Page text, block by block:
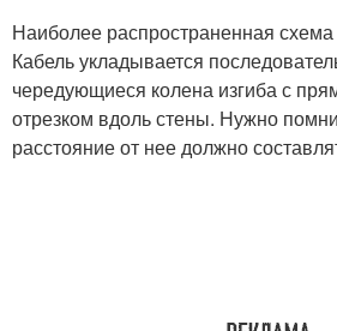
Наиболее распространенная схема
Кабель укладывается
чередующиеся колена изгиба с
отрезком вдоль стены. Нужно
расстояние от нее должно